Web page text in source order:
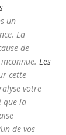
un
La
de
Les
cette
votre
que la
de vos